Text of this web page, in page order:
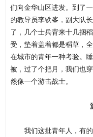
们向金华山区进发。到了
的教导员李铁峯，副大队
了，几个士兵背来十几捆
受，垫着盖着都是稻草，
在城市的青年一种考验。
被，过了个把月，我们也
然像一个游击战士。
我们这批青年人，有的